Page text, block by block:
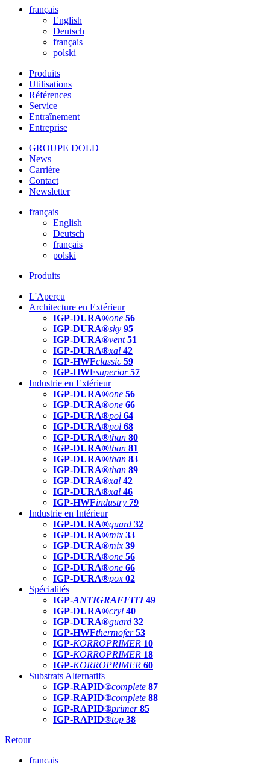
français
English
Deutsch
français
polski
Produits
Utilisations
Références
Service
Entraînement
Entreprise
GROUPE DOLD
News
Carrière
Contact
Newsletter
français
English
Deutsch
français
polski
Produits
L'Aperçu
Architecture en Extérieur
IGP-DURA®one 56
IGP-DURA®sky 95
IGP-DURA®vent 51
IGP-DURA®xal 42
IGP-HWFclassic 59
IGP-HWFsuperior 57
Industrie en Extérieur
IGP-DURA®one 56
IGP-DURA®one 66
IGP-DURA®pol 64
IGP-DURA®pol 68
IGP-DURA®than 80
IGP-DURA®than 81
IGP-DURA®than 83
IGP-DURA®than 89
IGP-DURA®xal 42
IGP-DURA®xal 46
IGP-HWFindustry 79
Industrie en Intérieur
IGP-DURA®guard 32
IGP-DURA®mix 33
IGP-DURA®mix 39
IGP-DURA®one 56
IGP-DURA®one 66
IGP-DURA®pox 02
Spécialités
IGP-ANTIGRAFFITI49
IGP-DURA®cryl 40
IGP-DURA®guard 32
IGP-HWFthermofer 53
IGP-KORROPRIMER 10
IGP-KORROPRIMER 18
IGP-KORROPRIMER 60
Substrats Alternatifs
IGP-RAPID®complete 87
IGP-RAPID®complete 88
IGP-RAPID®primer 85
IGP-RAPID®top 38
Retour
français